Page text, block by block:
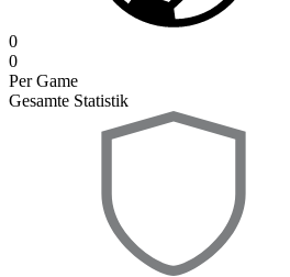
0
0
Per Game
Gesamte Statistik